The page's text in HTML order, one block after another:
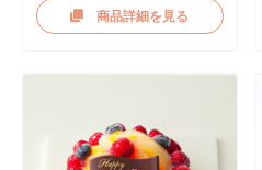
商品詳細を見る